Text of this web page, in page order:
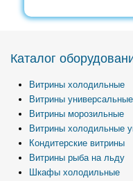
Каталог
Витрины холодильные
Витрины универсальные
Витрины морозильные
Витрины холодильные
Кондитерские витрины
Витрины рыба на льду
Шкафы холодильные